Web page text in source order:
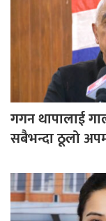
गगन थापालाई
सबैभन्दा ठूलो